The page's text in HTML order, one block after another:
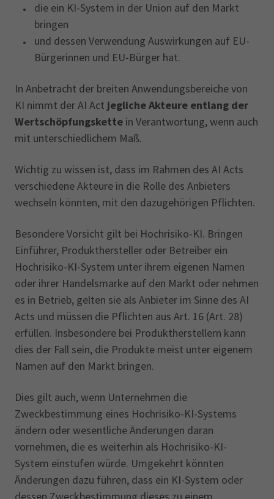
die ein KI-System in der Union auf den Markt
bringen
und dessen Verwendung Auswirkungen auf EU-
Bürgerinnen und EU-Bürger hat.
In Anbetracht der breiten Anwendungsbereiche von
KI nimmt der AI Act jegliche Akteure entlang der
Wertschöpfungskette in Verantwortung, wenn auch
mit unterschiedlichem Maß.
Wichtig zu wissen ist, dass im Rahmen des AI Acts
verschiedene Akteure in die Rolle des Anbieters
wechseln könnten, mit den dazugehörigen Pflichten.
Besondere Vorsicht gilt bei Hochrisiko-KI. Bringen
Einführer, Produkthersteller oder Betreiber ein
Hochrisiko-KI-System unter ihrem eigenen Namen
oder ihrer Handelsmarke auf den Markt oder nehmen
es in Betrieb, gelten sie als Anbieter im Sinne des AI
Acts und müssen die Pflichten aus Art. 16 (Art. 28)
erfüllen. Insbesondere bei Produktherstellern kann
dies der Fall sein, die Produkte meist unter eigenem
Namen auf den Markt bringen.
Dies gilt auch, wenn Unternehmen die
Zweckbestimmung eines Hochrisiko-KI-Systems
ändern oder wesentliche Änderungen daran
vornehmen, die es weiterhin als Hochrisiko-KI-
System einstufen würde. Umgekehrt könnten
Änderungen dazu führen, dass ein KI-System oder